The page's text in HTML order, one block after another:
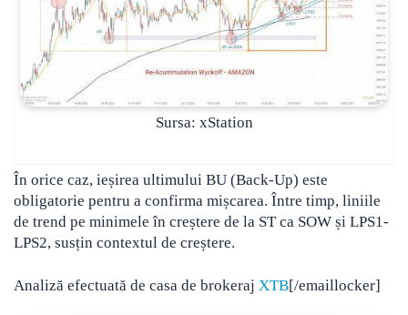
Sursa: xStation
În orice caz, ieșirea ultimului BU (Back-Up) este
obligatorie pentru a confirma mișcarea. Între timp, liniile
de trend pe minimele în creștere de la ST ca SOW și LPS1-
LPS2, susțin contextul de creștere.
Analiză efectuată de casa de brokeraj XTB[/emaillocker]